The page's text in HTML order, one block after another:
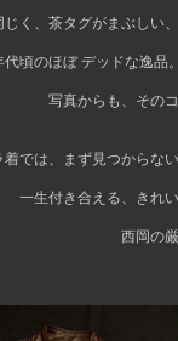
茶タグがまぶしい、
ほぼ デッドな逸品。
、そのコンディ
まず見つからない、
える、きれいなレ
しい目が光